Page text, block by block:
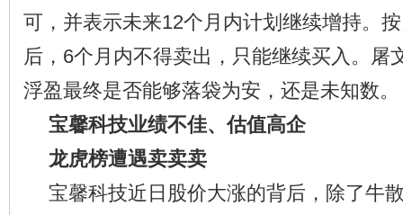
可，并表示未来12个月内计划继续增持。
后，6个月内不得卖出，只能继续买入。屠
浮盈最终是否能够落袋为安，还是未知数。
宝馨科技业绩不佳、估值高企
龙虎榜遭遇卖卖卖
宝馨科技近日股价大涨的背后，除了牛